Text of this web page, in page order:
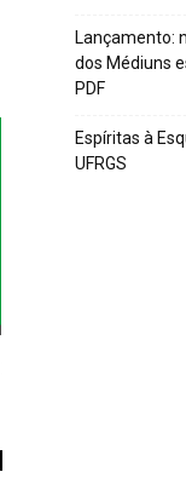
Lançamento:
dos Médiuns
PDF
Espíritas à
UFRGS